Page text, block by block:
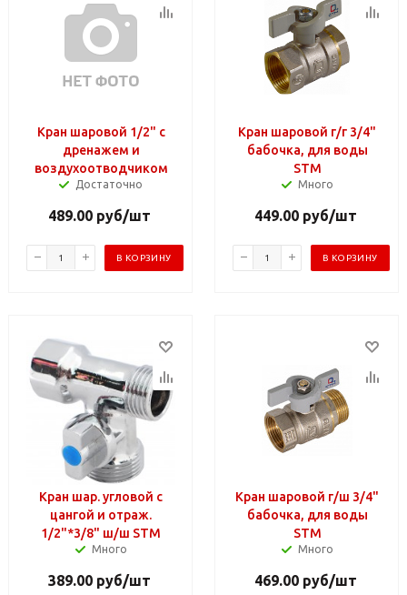
Кран шаровой 1/2" с
дренажем и
воздухоотводчиком
Достаточно
489.00руб/шт
В КОРЗИНУ
Кран шаровой г/г 3/4"
бабочка, для воды
STM
Много
449.00руб/шт
В КОРЗИНУ
Кран шар. угловой с
цангой и отраж.
1/2"*3/8" ш/ш STM
Много
389.00руб/шт
Кран шаровой г/ш 3/4"
бабочка, для воды
STM
Много
469.00руб/шт